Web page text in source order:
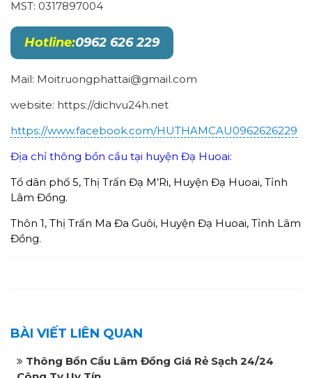
MST: 0317897004
Hotline:0962 626 229
Mail: Moitruongphattai@gmail.com
website: https://dichvu24h.net
https://www.facebook.com/HUTHAMCAU0962626229
Địa chỉ thông bồn cầu tại huyện Đạ Huoai:
Tổ dân phố 5, Thị Trấn Đạ M’Ri, Huyện Đạ Huoai, Tỉnh
Lâm Đồng.
Thôn 1, Thị Trấn Ma Đa Guôi, Huyện Đạ Huoai, Tỉnh Lâm
Đồng.
BÀI VIẾT LIÊN QUAN
Thông Bồn Cầu Lâm Đồng Giá Rẻ Sạch 24/24